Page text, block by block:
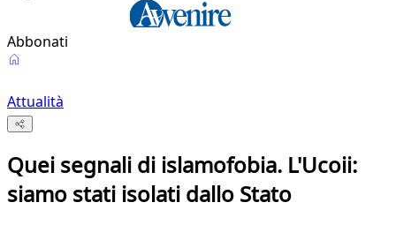
Abbonati
Attualità
Quei segnali di islamofobia. L'Ucoii:
siamo stati isolati dallo Stato